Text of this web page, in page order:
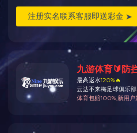
返回
产品说明